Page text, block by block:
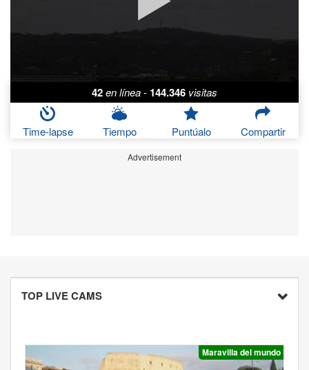
42en línea- 144.346 visitas
Time-lapse Tiempo Puntúalo Compartir
Advertisement
TOP LIVE CAMS
Maravilla del mundo